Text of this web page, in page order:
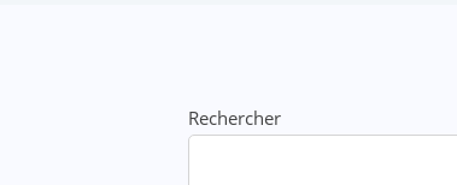
Rechercher